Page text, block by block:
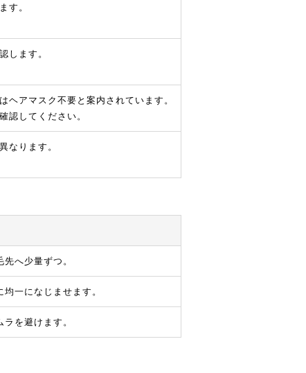
す。
します。
ヘアマスク不要と案内されています。
認してください。
なります。
へ少量ずつ。
一になじませます。
を避けます。